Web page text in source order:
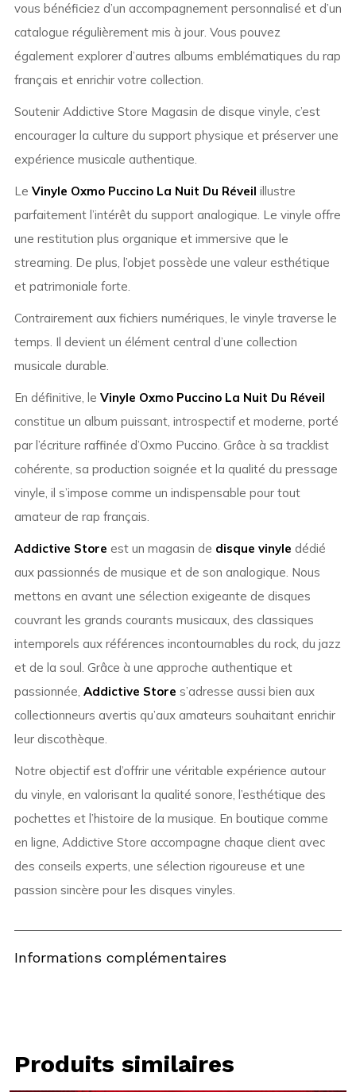
vous bénéficiez d’un accompagnement personnalisé et d’un
catalogue régulièrement mis à jour. Vous pouvez
également explorer d’autres albums emblématiques du rap
français et enrichir votre collection.
Soutenir Addictive Store Magasin de disque vinyle, c’est
encourager la culture du support physique et préserver une
expérience musicale authentique.
Le Vinyle Oxmo Puccino La Nuit Du Réveil illustre
parfaitement l’intérêt du support analogique. Le vinyle offre
une restitution plus organique et immersive que le
streaming. De plus, l’objet possède une valeur esthétique
et patrimoniale forte.
Contrairement aux fichiers numériques, le vinyle traverse le
temps. Il devient un élément central d’une collection
musicale durable.
En définitive, le Vinyle Oxmo Puccino La Nuit Du Réveil
constitue un album puissant, introspectif et moderne, porté
par l’écriture raffinée d’Oxmo Puccino. Grâce à sa tracklist
cohérente, sa production soignée et la qualité du pressage
vinyle, il s’impose comme un indispensable pour tout
amateur de rap français.
Addictive Store est un magasin de disque vinyle dédié
aux passionnés de musique et de son analogique. Nous
mettons en avant une sélection exigeante de disques
couvrant les grands courants musicaux, des classiques
intemporels aux références incontournables du rock, du jazz
et de la soul. Grâce à une approche authentique et
passionnée, Addictive Store s’adresse aussi bien aux
collectionneurs avertis qu’aux amateurs souhaitant enrichir
leur discothèque.
Notre objectif est d’offrir une véritable expérience autour
du vinyle, en valorisant la qualité sonore, l’esthétique des
pochettes et l’histoire de la musique. En boutique comme
en ligne, Addictive Store accompagne chaque client avec
des conseils experts, une sélection rigoureuse et une
passion sincère pour les disques vinyles.
Informations complémentaires
Produits similaires